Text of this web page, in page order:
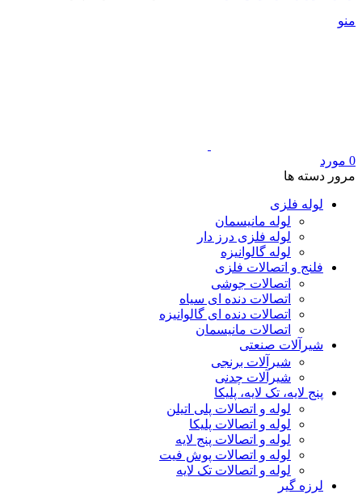
منو
0 مورد
مرور دسته ها
لوله فلزی
لوله مانیسمان
لوله فلزی درز دار
لوله گالوانیزه
فلنج و اتصالات فلزی
اتصالات جوشی
اتصالات دنده ای سیاه
اتصالات دنده ای گالوانیزه
اتصالات مانیسمان
شیرآلات صنعتی
شیرآلات برنجی
شیرآلات چدنی
پنج لایه، تک لایه، پلیکا
لوله و اتصالات پلی اتیلن
لوله و اتصالات پلیکا
لوله و اتصالات پنج لایه
لوله و اتصالات پوش فیت
لوله و اتصالات تک لایه
لرزه گیر